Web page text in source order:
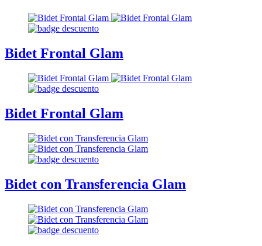
Bidet Frontal Glam
Bidet Frontal Glam
Bidet con Transferencia Glam